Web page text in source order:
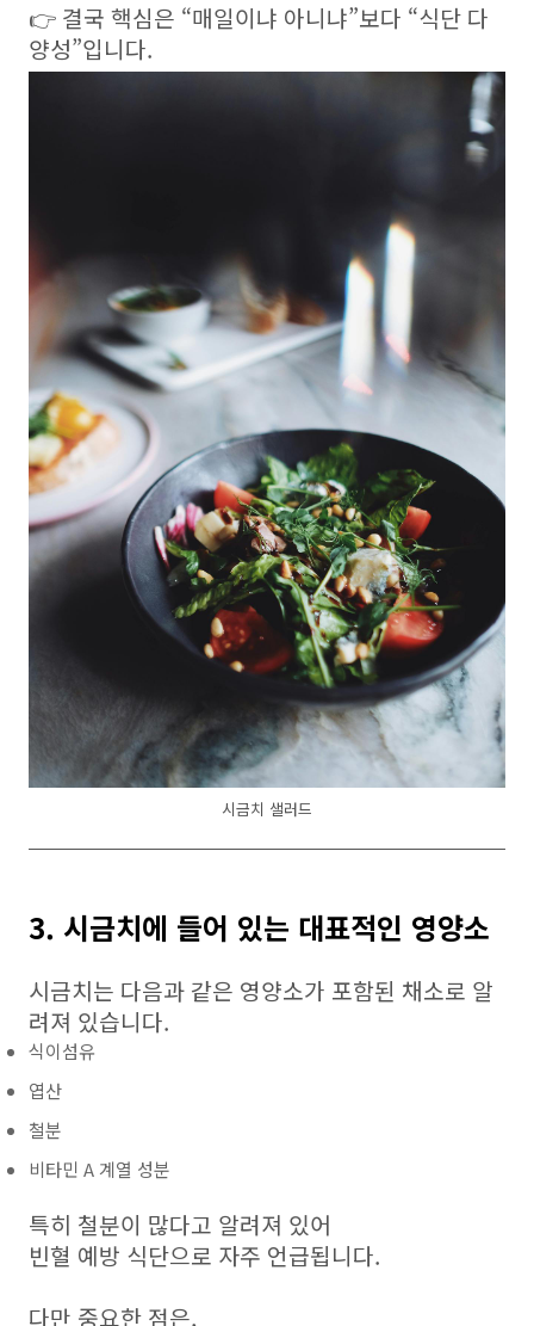
👉 결국 핵심은 “매일이냐 아니냐”보다 “식단 다
양성”입니다.
시금치 샐러드
3. 시금치에 들어 있는 대표적인 영양소
시금치는 다음과 같은 영양소가 포함된 채소로 알
려져 있습니다.
식이섬유
엽산
철분
비타민 A 계열 성분
특히 철분이 많다고 알려져 있어
빈혈 예방 식단으로 자주 언급됩니다.
다만 중요한 점은,